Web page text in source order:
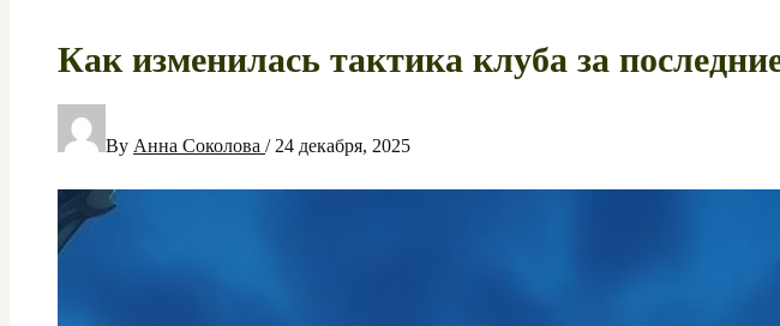
Как изменилась тактика клуба за
By Анна Соколова / 24 декабря, 2025